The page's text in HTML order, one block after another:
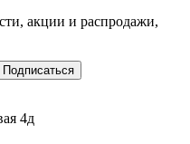
акции и распродажи,
Подписаться
4д